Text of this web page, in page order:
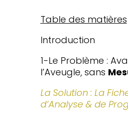
Table des matières
Introduction
1-Le Problème :
l’Aveugle, sans
La Solution : La
d’Analyse & de